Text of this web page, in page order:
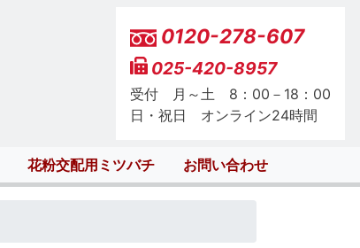
0120-278-607
025-420-8957
受付 月～土 8：00－18：00
日・祝日 オンライン24時間
花粉交配用ミツバチ お問い合わせ